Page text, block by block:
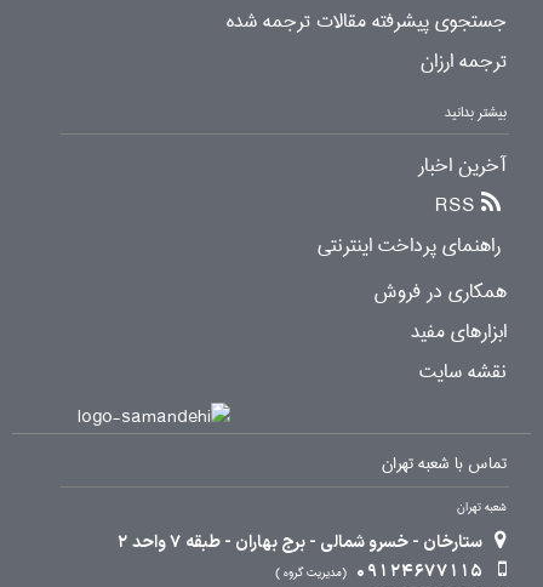
جستجوی پیشرفته مقالات ترجمه شده
ترجمه ارزان
بیشتر بدانید
آخرین اخبار
RSS
راهنمای پرداخت اینترنتی
همکاری در فروش
ابزارهای مفید
نقشه سایت
تماس با شعبه تهران
شعبه تهران
ستارخان - خسرو شمالی - برج بهاران - طبقه 7 واحد 2
09124677115
مدیریت گروه